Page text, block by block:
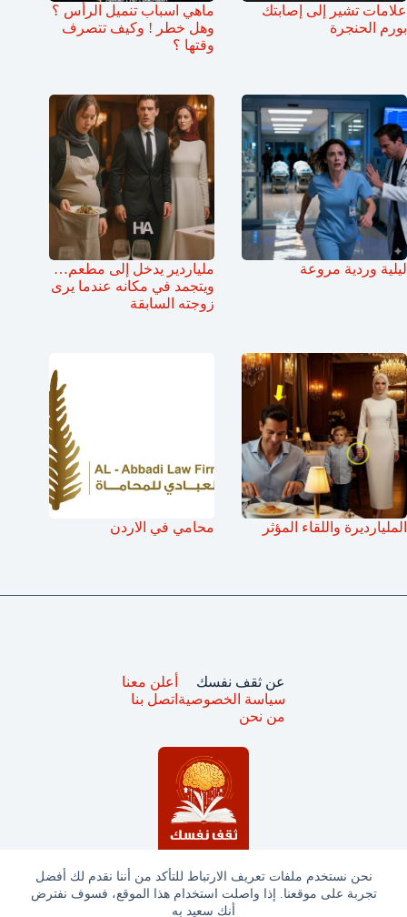
نحن نستخدم ملفات تعريف الارتباط للتأكد من أننا نقدم لك أفضل
تجربة على موقعنا. إذا واصلت استخدام هذا الموقع، فسوف نفترض
أنك سعيد به
علامات تشير إلى إصابتك
بورم الحنجرة
ماهي اسباب تنميل الرأس ؟
وهل خطر ! وكيف تتصرف
وقتها ؟
ليلية وردية مروعة
ملياردير يدخل إلى مطعم…
ويتجمد في مكانه عندما يرى
زوجته السابقة
المليارديرة واللقاء المؤثر محامي في الاردن
جميع الحقوق محفوظة © ثقف نفسك 2025
عن ثقف نفسك
سياسة الخصوصية
من نحن
أعلن معنا
اتصل بنا